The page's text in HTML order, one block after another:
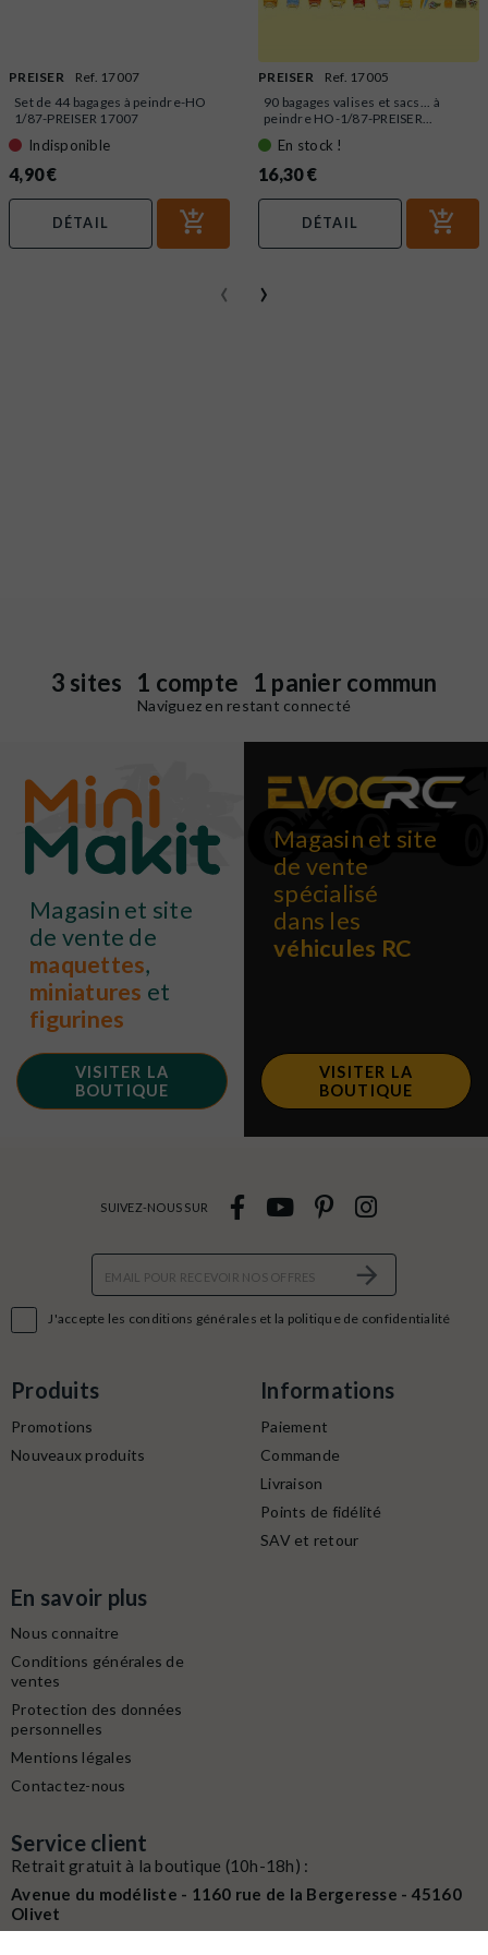
PREISER
Ref. 17007
Set de 44 bagages à peindre-HO
1/87-PREISER 17007
Indisponible
4,90 €
DÉTAIL
PREISER
Ref. 17005
90 bagages valises et sacs... à
peindre HO-1/87-PREISER...
En stock !
16,30 €
DÉTAIL
‹ ›
3 sites 1 compte 1 panier commun
Naviguez en restant connecté
Magasin et site
de vente de
maquettes,
miniatures et
figurines
VISITER LA
BOUTIQUE
Magasin et site
de vente
spécialisé
dans les
véhicules RC
VISITER LA
BOUTIQUE
J'accepte les conditions générales et la politique de confidentialité
SUIVEZ-NOUS SUR
Produits
Promotions
Nouveaux produits
Informations
Paiement
Commande
Livraison
Points de fidélité
SAV et retour
En savoir plus
Nous connaitre
Conditions générales de
ventes
Protection des données
personnelles
Mentions légales
Contactez-nous
Service client
Retrait gratuit à la boutique (10h-18h) :
Avenue du modéliste - 1160 rue de la Bergeresse - 45160
Olivet